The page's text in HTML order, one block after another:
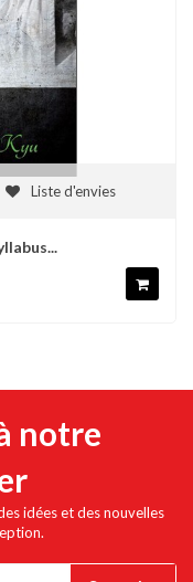
Liste d'envies
notre
idées et des nouvelles